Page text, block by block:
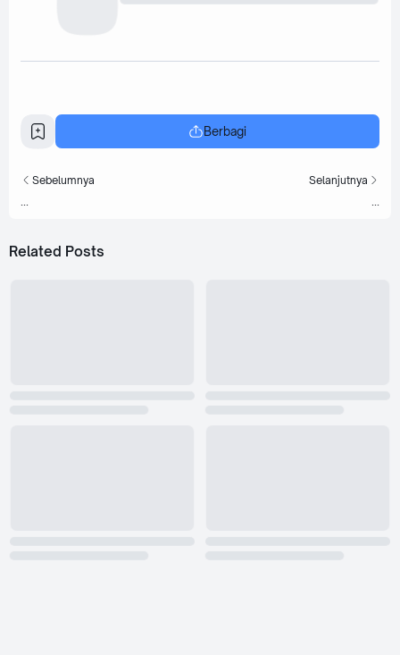
Berbagi
Sebelumnya Selanjutnya
Related Posts